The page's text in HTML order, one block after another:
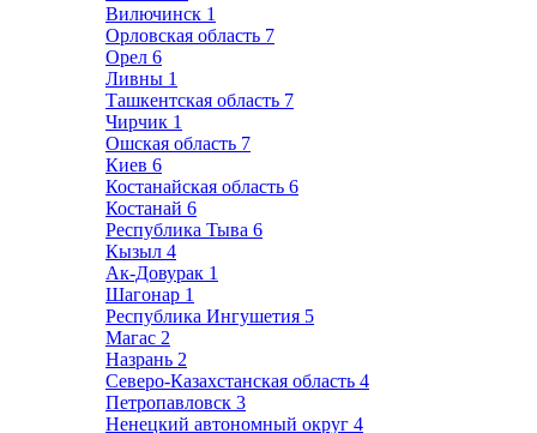
Вилючинск 1
Орловская область 7
Орел 6
Ливны 1
Ташкентская область 7
Чирчик 1
Ошская область 7
Киев 6
Костанайская область 6
Костанай 6
Республика Тыва 6
Кызыл 4
Ак-Довурак 1
Шагонар 1
Республика Ингушетия 5
Магас 2
Назрань 2
Северо-Казахстанская область 4
Петропавловск 3
Ненецкий автономный округ 4